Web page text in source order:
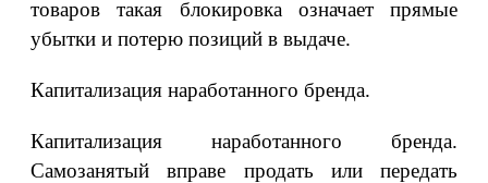
товаров такая блокировка означает прямые
убытки и потерю позиций в выдаче.
Капитализация наработанного бренда.
Капитализация наработанного бренда.
Самозанятый вправе продать или передать